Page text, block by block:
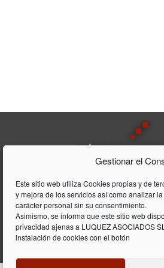
Gestionar el
Este sitio web utiliza Cookies propias y de
y mejora de los servicios así como analizar
carácter personal sin su consentimiento.
Asimismo, se informa que este sitio web
privacidad ajenas a LUQUEZ ASOCIADOS
instalación de cookies con el botón
Lúquez &
Consultoría Laboral,
una trayectória de 20
ámbito laboral y de
empresas